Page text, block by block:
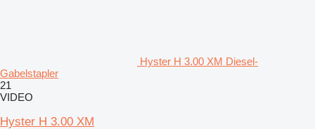
Hyster H 3.00 XM Diesel-
Gabelstapler
21
VIDEO
Hyster H 3.00 XM